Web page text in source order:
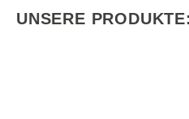
UNSERE PRODUKTE: